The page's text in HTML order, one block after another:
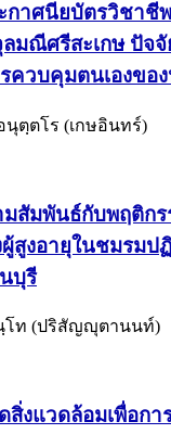
กาศนียบัตรวิชาชี
มณีศรีสะเกษ ปัจจั
ควบคุมตนเองขอ
ตฺตโร (เกษอินทร์)
สัมพันธ์กับพฤติกร
สูงอายุในชมรมป
บุรี
โท (ปริสัญญุตานนท์)
สิ่งแวดล้อมเพื่อกา